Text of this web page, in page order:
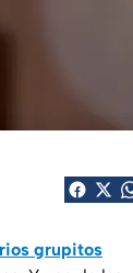
grupitos